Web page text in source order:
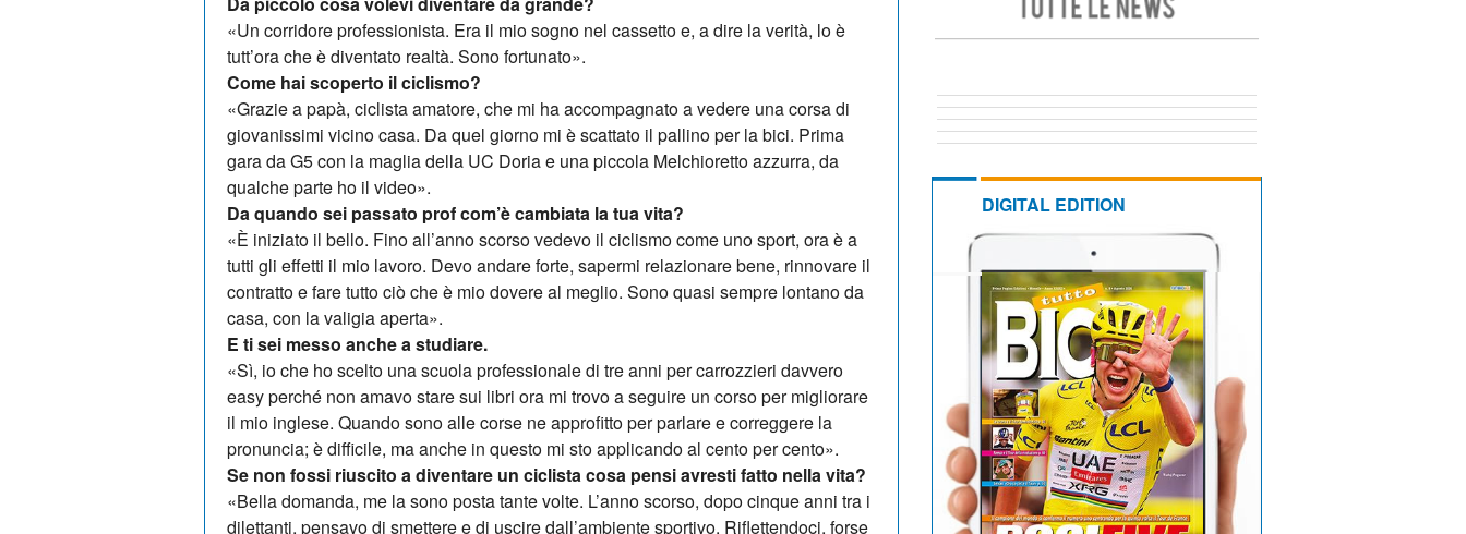
«Un corridore professionista. Era il mio sogno nel cassetto e, a dire la verità, lo è
tutt’ora che è diventato realtà. Sono fortunato».
Come hai scoperto il ciclismo?
«Grazie a papà, ciclista amatore, che mi ha accompagnato a vedere una corsa di
giovanissimi vicino casa. Da quel giorno mi è scattato il pallino per la bici. Prima
gara da G5 con la maglia della UC Doria e una piccola Melchioretto azzurra, da
qualche parte ho il video».
Da quando sei passato prof com’è cambiata la tua vita?
«È iniziato il bello. Fino all’anno scorso vedevo il ciclismo come uno sport, ora è a
tutti gli effetti il mio lavoro. Devo andare forte, sa­permi relazionare bene, rinnovare il
contratto e fare tutto ciò che è mio dovere al meglio. Sono quasi sempre lontano da
casa, con la va­ligia aperta».
E ti sei messo anche a studiare.
«Sì, io che ho scelto una scuola pro­fessionale di tre anni per carrozzieri davvero
easy perché non amavo stare sui libri ora mi trovo a seguire un corso per migliorare
il mio inglese. Quando sono alle corse ne approfitto per parlare e correggere la
pronuncia; è difficile, ma anche in questo mi sto ap­plicando al cento per cento».
Se non fossi riuscito a diventare un ciclista cosa pensi avresti fatto nella vita?
«Bella domanda, me la sono posta tante volte. L’anno scorso, dopo cinque anni tra i
dilettanti, pensavo di smettere e di uscire dall’ambiente sportivo. Riflettendoci, for­se
DIGITAL EDITION